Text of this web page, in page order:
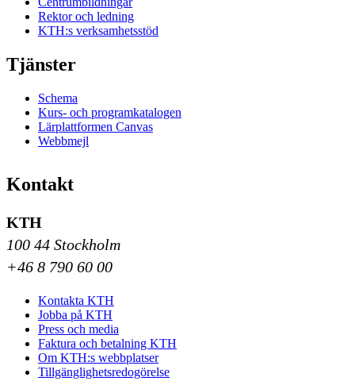
Rektor och ledning
KTH:s verksamhetsstöd
Tjänster
Schema
Kurs- och programkatalogen
Lärplattformen Canvas
Webbmejl
Kontakt
KTH
100 44 Stockholm
+46 8 790 60 00
Kontakta KTH
Jobba på KTH
Press och media
Faktura och betalning KTH
Om KTH:s webbplatser
Tillgänglighetsredogörelse